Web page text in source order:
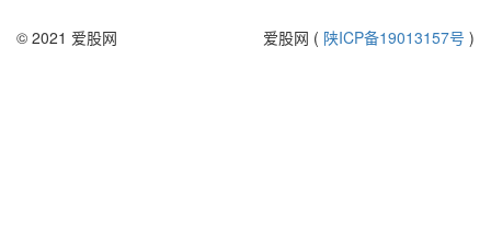
© 2021 爱股网 爱股网 ( 陕ICP备19013157号 )